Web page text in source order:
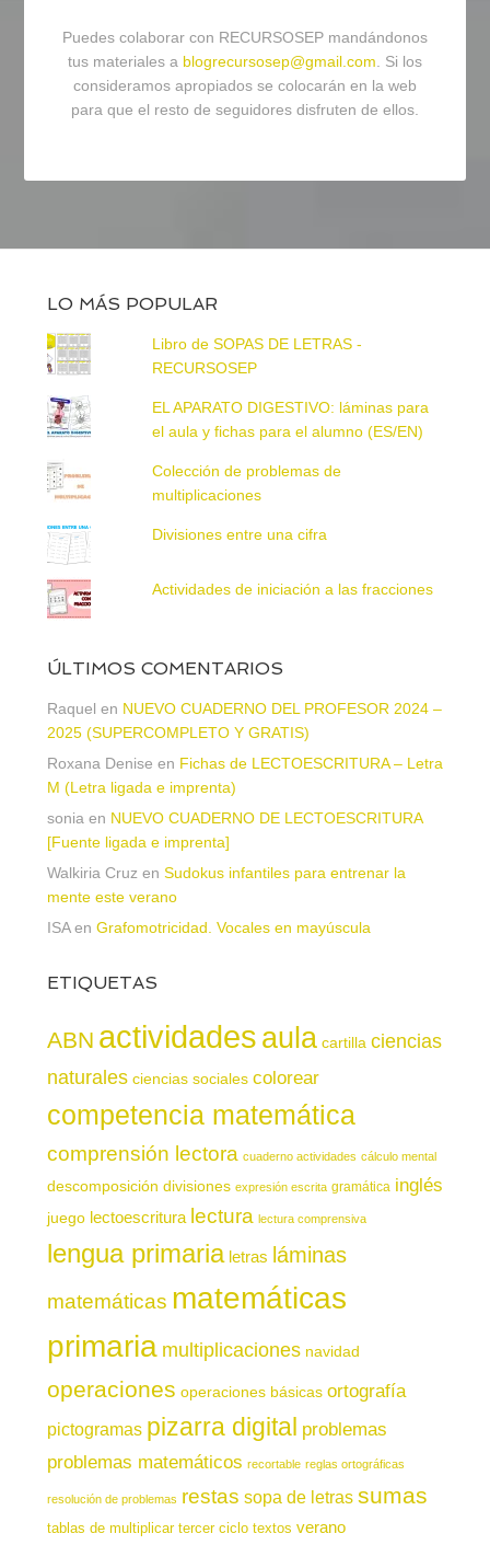
Puedes colaborar con RECURSOSEP mandándonos
tus materiales a blogrecursosep@gmail.com . Si los
consideramos apropiados se colocarán en la web
para que el resto de seguidores disfruten de ellos.
LO MÁS POPULAR
Libro de SOPAS DE LETRAS -
RECURSOSEP
EL APARATO DIGESTIVO: láminas para
el aula y fichas para el alumno (ES/EN)
Colección de problemas de
multiplicaciones
Divisiones entre una cifra
Actividades de iniciación a las fracciones
ÚLTIMOS COMENTARIOS
Raquel en NUEVO CUADERNO DEL PROFESOR 2024 –
2025 (SUPERCOMPLETO Y GRATIS)
Roxana Denise en Fichas de LECTOESCRITURA – Letra
M (Letra ligada e imprenta)
soniaen NUEVO CUADERNO DE LECTOESCRITURA
[Fuente ligada e imprenta]
Walkiria Cruzen Sudokus infantiles para entrenar la
mente este verano
ISAen Grafomotricidad. Vocales en mayúscula
ETIQUETAS
ABN actividadesaula cartilla ciencias
naturales ciencias sociales colorear
competencia matemática
comprensión lectora cuaderno actividades cálculo mental
descomposición divisiones expresión escrita gramática inglés
juego lectoescritura lectura lectura comprensiva
lengua primaria letras láminas
matemáticas matemáticas
primaria multiplicaciones navidad
operaciones operaciones básicas ortografía
pictogramas pizarra digital problemas
problemas matemáticos recortable reglas ortográficas
resolución de problemas restas sopa de letras sumas
tablas de multiplicar tercer ciclo textos verano